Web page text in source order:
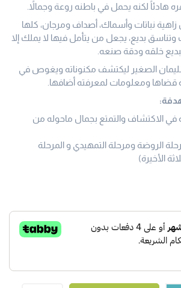
هادئاً لكنه يحمل في باطنه روعة وجمالاً.
زاهية نباتات وأسماك، أصداف ومرجان، كلها
بديع، يجعل من يتأمل فيها لا يملك إلا
خلقه ودقة صنعه.
الصغير ليكتشف مكنوناته ويغوص في
قضاها ومعلومات لمعرفته أضافها.
في الاكتشاف والتمتع بجمال ماحوله من
الروضة ومرحلة التمهيدي و المرحلة
الأخيرة)